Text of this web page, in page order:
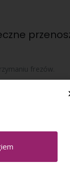
frezów.
frezów